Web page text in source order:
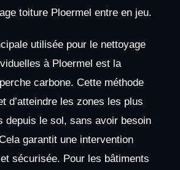
toiture Ploermel entre en jeu.
utilisée pour le nettoyage
à Ploermel est la
carbone. Cette méthode
d’atteindre les zones les plus
depuis le sol, sans avoir besoin
garantit une intervention
sécurisée. Pour les bâtiments